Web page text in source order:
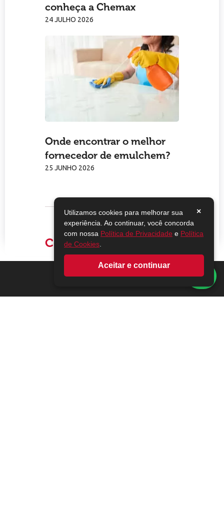
conheça a Chemax
24 JULHO 2026
Onde encontrar o melhor
fornecedor de emulchem?
25 JUNHO 2026
Comentários
×
Utilizamos cookies para melhorar sua
experiência. Ao continuar, você concorda
com nossa Política de Privacidade e Política
de Cookies
Aceitar e continuar